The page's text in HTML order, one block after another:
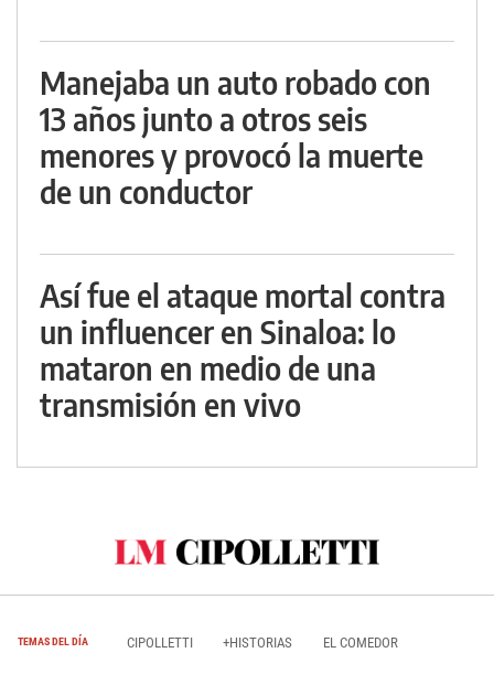
Manejaba un auto robado con
13 años junto a otros seis
menores y provocó la muerte
de un conductor
Así fue el ataque mortal contra
un influencer en Sinaloa: lo
mataron en medio de una
transmisión en vivo
TEMAS DEL DÍA CIPOLLETTI +HISTORIAS EL COMEDOR